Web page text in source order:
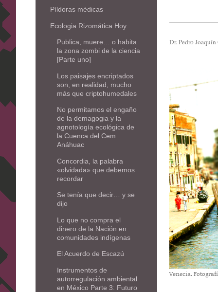
Dr. Pedro
Venecia.
Píldoras médicas
Ecologia Rizomática Hoy
Publica, muere… o habita
la zona zombi de la ciencia
[Parte uno]
Los paisajes encriptados
son, en realidad, mucho
más que criptohumedales
No permitamos el engaño
de la demagogia y la
agnotología ecológica de
la Cuenca del Cem
Anáhuac
Concordia, la palabra
«olvidada» que debemos
recordar
Se tenía que decir… y se
dijo
Lo que no compra el
dinero de la Nación en
comunidades indígenas
El Acuerdo de Escazú
Instrumentos de
autorregulación ambiental
en México Parte 3: Futuro